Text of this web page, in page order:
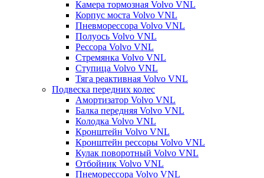
Камера тормозная Volvo VNL
Корпус моста Volvo VNL
Пневморессора Volvo VNL
Полуось Volvo VNL
Рессора Volvo VNL
Стремянка Volvo VNL
Ступица Volvo VNL
Тяга реактивная Volvo VNL
Подвеска передних колес
Амортизатор Volvo VNL
Балка передняя Volvo VNL
Колодка Volvo VNL
Кронштейн Volvo VNL
Кронштейн рессоры Volvo VNL
Кулак поворотный Volvo VNL
Отбойник Volvo VNL
Пнеморессора Volvo VNL